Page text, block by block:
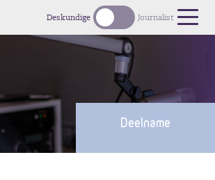
Deskundige Journalist
Deelname